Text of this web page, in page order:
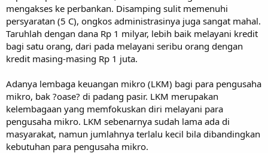
mengakses ke perbankan. Disamping sulit memenuhi
persyaratan (5 C), ongkos administrasinya juga sangat mahal.
Taruhlah dengan dana Rp 1 milyar, lebih baik melayani kredit
bagi satu orang, dari pada melayani seribu orang dengan
kredit masing-masing Rp 1 juta.
Adanya lembaga keuangan mikro (LKM) bagi para pengusaha
mikro, bak ?oase? di padang pasir. LKM merupakan
kelembagaan yang memfokuskan diri melayani para
pengusaha mikro. LKM sebenarnya sudah lama ada di
masyarakat, namun jumlahnya terlalu kecil bila dibandingkan
kebutuhan para pengusaha mikro.